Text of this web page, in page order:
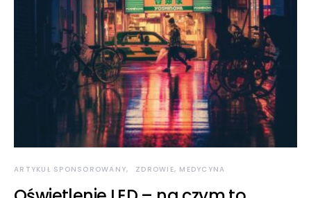
ARTYKUŁ SPONSOROWANY ZDROWIE, MEDYCYNA